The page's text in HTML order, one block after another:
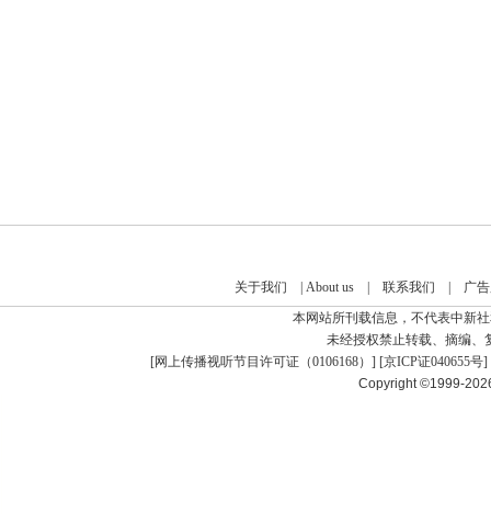
关于我们 About us| 联系我们
广
本网站所刊载信息，不代表中新
未经授权禁止转载、摘编、
[网上传播视听节目许可证（0106168） ] [京ICP证040655号]
Copyright ©1999-